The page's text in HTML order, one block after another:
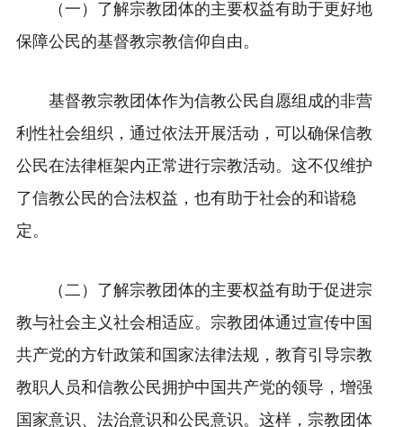
（一 ） 了解宗教团体的主要权益有助于更好地
保障公民的基督教宗教信仰自由。
基督教宗教团体作为信教公民自愿组成的非营
利性社会组织，通过依法开展活动，可以确保信教
公民在法律框架内正常进行宗教活动。这不仅维护
了信教公民的合法权益，也有助于社会的和谐稳
定。
（ 二 ） 了解宗教团体的主要权益有助于促进宗
教与社会主义社会相适应。宗教团体通过宣传中国
共产党的方针政策和国家法律法规，教育引导宗教
教职人员和信教公民拥护中国共产党的领导，增强
国家意识、法治意识和公民意识。这样，宗教团体